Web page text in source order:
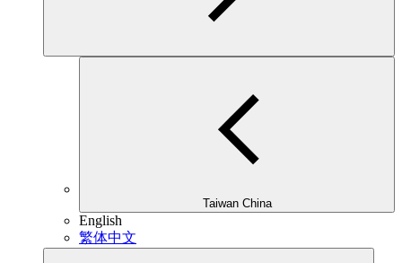
Taiwan China
English
繁体中文